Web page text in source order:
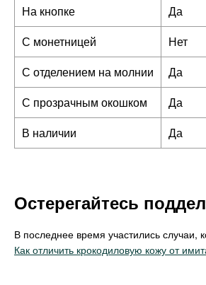
На кнопке
Да
С монетницей
Нет
С отделением на молнии
Да
С прозрачным окошком
Да
В наличии
Да
Остерегайтесь
В последнее время участились случаи,
Как отличить крокодиловую кожу от